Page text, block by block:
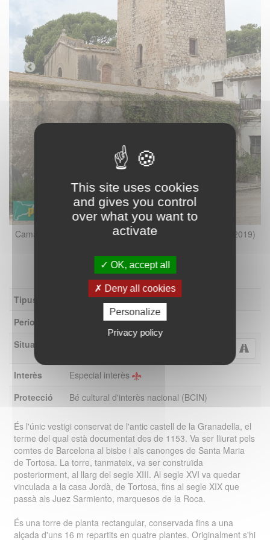
Camarles - Torre de la Granadella (Foto: Albert Esteves, 2019)
Tipus
Muralles i torres fortificades
Període
Segle XIII a XV
Situació
Interès
Especial interès
Protecció
Bé cultural d'interès nacional (BCIN)
És l'únic vestigi conservat de l'antic castell de la Granadella, el
terme del qual està documentat des de 1153. Va ser lliurat pels
comtes de Barcelona al bisbe i als canonges de Santa Maria
de Tortosa. La torre, tanmateix, va ser construïda
posteriorment, al llarg del segle XIII. Al segle XVI va quedar
vinculada a la casa Jordà, de Tortosa, fins al segle XIX que
passà als Juez Sarmiento, marquesos de la Roca.
És una torre de planta rectangular, conservada fins a una
alçada d'uns 16 m repartits en quatre plantes. Originalment s'hi
This site uses cookies
and gives you control
over what you want to
activate
OK, accept all
Deny all cookies
Personalize
Privacy policy